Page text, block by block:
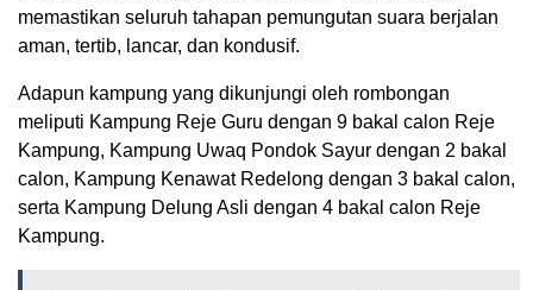
memastikan seluruh tahapan pemungutan suara berjalan
aman, tertib, lancar, dan kondusif.
Adapun kampung yang dikunjungi oleh rombongan
meliputi Kampung Reje Guru dengan 9 bakal calon Reje
Kampung, Kampung Uwaq Pondok Sayur dengan 2 bakal
calon, Kampung Kenawat Redelong dengan 3 bakal calon,
serta Kampung Delung Asli dengan 4 bakal calon Reje
Kampung.